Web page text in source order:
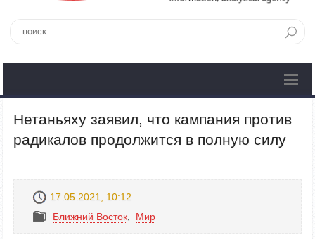
Нетаньяху заявил, что кампания против
радикалов продолжится в полную силу
17.05.2021, 10:12
Ближний Восток
Mир